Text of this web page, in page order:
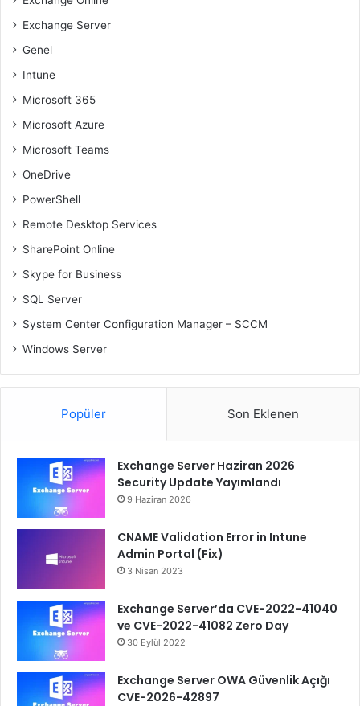
Exchange Server
Genel
Intune
Microsoft 365
Microsoft Azure
Microsoft Teams
OneDrive
PowerShell
Remote Desktop Services
SharePoint Online
Skype for Business
SQL Server
System Center Configuration Manager – SCCM
Windows Server
Popüler Son Eklenen
Exchange Server Haziran 2026
Security Update Yayımlandı
9 Haziran 2026
CNAME Validation Error in Intune
Admin Portal (Fix)
3 Nisan 2023
Exchange Server’da CVE-2022-41040
ve CVE-2022-41082 Zero Day
30 Eylül 2022
Exchange Server OWA Güvenlik Açığı
CVE-2026-42897